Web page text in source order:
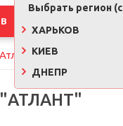
Выбрать регион
ХАРЬКОВ
КИЕВ
ДНЕПР